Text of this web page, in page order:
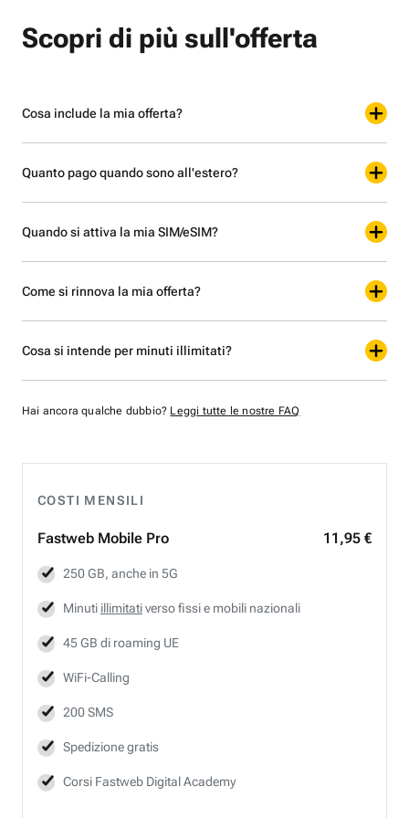
COSTI MENSILI
Fastweb Mobile Pro 11,95 €
250 GB, anche in 5G
Minuti illimitativerso fissi e mobili nazionali
45 GB di roaming UE
WiFi-Calling
200 SMS
Spedizione gratis
Corsi Fastweb Digital Academy
Scopri di più sull'offerta
Cosa include la mia offerta?
Quanto pago quando sono all'estero?
Quando si attiva la mia SIM/eSIM?
Come si rinnova la mia offerta?
Cosa si intende per minuti illimitati?
Hai ancora qualche dubbio? Leggi tutte le nostre FAQ